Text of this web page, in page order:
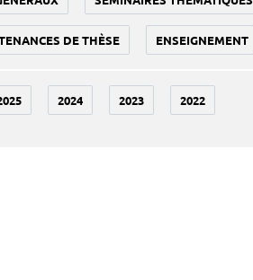
DE THÈSE ENSEIGNEMENT
2024 2023 2022